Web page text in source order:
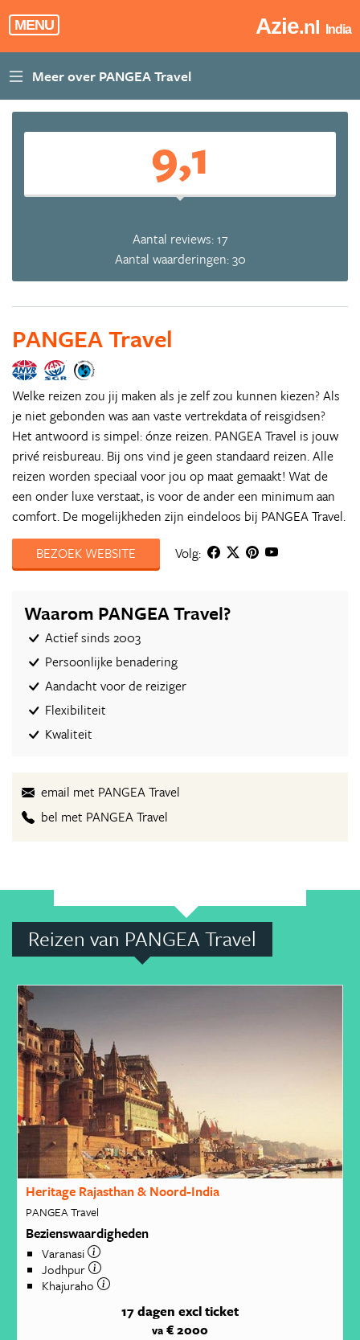
MENU Azie.nl India
9,1
Aantal reviews: 17
Aantal waarderingen: 30
PANGEA Travel
Welke reizen zou jij maken als je zelf zou kunnen kiezen? Als
je niet gebonden was aan vaste vertrekdata of reisgidsen?
Het antwoord is simpel: ónze reizen. PANGEA Travel is jouw
privé reisbureau. Bij ons vind je geen standaard reizen. Alle
reizen worden speciaal voor jou op maat gemaakt! Wat de
een onder luxe verstaat, is voor de ander een minimum aan
comfort. De mogelijkheden zijn eindeloos bij PANGEA Travel.
BEZOEK WEBSITE
Volg:
Waarom PANGEA Travel?
Actief sinds 2003
Persoonlijke benadering
Aandacht voor de reiziger
Flexibiliteit
Kwaliteit
email met PANGEA Travel
bel met PANGEA Travel
Reizen van PANGEA Travel
Heritage Rajasthan & Noord-India
PANGEA Travel
Bezienswaardigheden
Varanasi
Jodhpur
Khajuraho
17 dagen excl ticket
va € 2000